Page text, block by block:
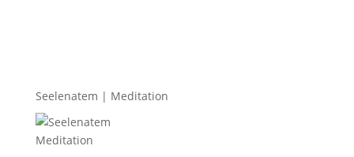
Seelenatem | Meditation